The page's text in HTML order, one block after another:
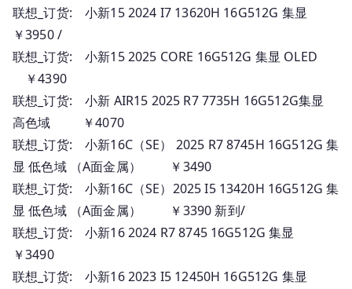
联想_订货: 小新15 2024 I7 13620H 16G512G 集显
￥3950 /
联想_订货: 小新15 2025 CORE 16G512G 集显 OLED
￥4390
联想_订货: 小新 AIR15 2025 R7 7735H 16G512G集显
高色域 ￥4070
联想_订货: 小新16C（SE） 2025 R7 8745H 16G512G 集
显 低色域 （A面金属） ￥3490
联想_订货: 小新16C（SE）2025 I5 13420H 16G512G 集
显 低色域 （A面金属） ￥3390 新到/
联想_订货: 小新16 2024 R7 8745 16G512G 集显
￥3490
联想_订货: 小新16 2023 I5 12450H 16G512G 集显